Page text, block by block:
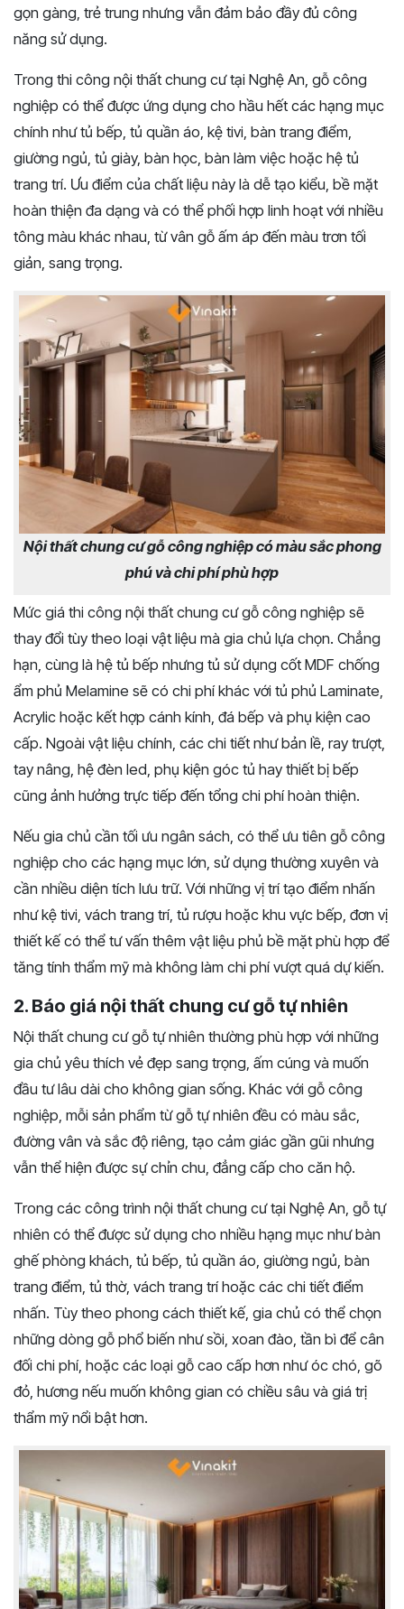
gọn gàng, trẻ trung nhưng vẫn đảm bảo đầy đủ công
năng sử dụng.
Trong thi công nội thất chung cư tại Nghệ An, gỗ công
nghiệp có thể được ứng dụng cho hầu hết các hạng mục
chính như tủ bếp, tủ quần áo, kệ tivi, bàn trang điểm,
giường ngủ, tủ giày, bàn học, bàn làm việc hoặc hệ tủ
trang trí. Ưu điểm của chất liệu này là dễ tạo kiểu, bề mặt
hoàn thiện đa dạng và có thể phối hợp linh hoạt với nhiều
tông màu khác nhau, từ vân gỗ ấm áp đến màu trơn tối
giản, sang trọng.
Nội thất chung cư gỗ công nghiệp có màu sắc phong
phú và chi phí phù hợp
Mức giá thi công nội thất chung cư gỗ công nghiệp sẽ
thay đổi tùy theo loại vật liệu mà gia chủ lựa chọn. Chẳng
hạn, cùng là hệ tủ bếp nhưng tủ sử dụng cốt MDF chống
ẩm phủ Melamine sẽ có chi phí khác với tủ phủ Laminate,
Acrylic hoặc kết hợp cánh kính, đá bếp và phụ kiện cao
cấp. Ngoài vật liệu chính, các chi tiết như bản lề, ray trượt,
tay nâng, hệ đèn led, phụ kiện góc tủ hay thiết bị bếp
cũng ảnh hưởng trực tiếp đến tổng chi phí hoàn thiện.
Nếu gia chủ cần tối ưu ngân sách, có thể ưu tiên gỗ công
nghiệp cho các hạng mục lớn, sử dụng thường xuyên và
cần nhiều diện tích lưu trữ. Với những vị trí tạo điểm nhấn
như kệ tivi, vách trang trí, tủ rượu hoặc khu vực bếp, đơn vị
thiết kế có thể tư vấn thêm vật liệu phủ bề mặt phù hợp để
tăng tính thẩm mỹ mà không làm chi phí vượt quá dự kiến.
2. Báo giá nội thất chung cư gỗ tự nhiên
Nội thất chung cư gỗ tự nhiên thường phù hợp với những
gia chủ yêu thích vẻ đẹp sang trọng, ấm cúng và muốn
đầu tư lâu dài cho không gian sống. Khác với gỗ công
nghiệp, mỗi sản phẩm từ gỗ tự nhiên đều có màu sắc,
đường vân và sắc độ riêng, tạo cảm giác gần gũi nhưng
vẫn thể hiện được sự chỉn chu, đẳng cấp cho căn hộ.
Trong các công trình nội thất chung cư tại Nghệ An, gỗ tự
nhiên có thể được sử dụng cho nhiều hạng mục như bàn
ghế phòng khách, tủ bếp, tủ quần áo, giường ngủ, bàn
trang điểm, tủ thờ, vách trang trí hoặc các chi tiết điểm
nhấn. Tùy theo phong cách thiết kế, gia chủ có thể chọn
những dòng gỗ phổ biến như sồi, xoan đào, tần bì để cân
đối chi phí, hoặc các loại gỗ cao cấp hơn như óc chó, gõ
đỏ, hương nếu muốn không gian có chiều sâu và giá trị
thẩm mỹ nổi bật hơn.